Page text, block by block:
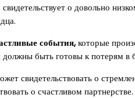
о довольно
события,которые
быть готовы к потерям в
свидетельствовать о
о счастливом партнерстве.